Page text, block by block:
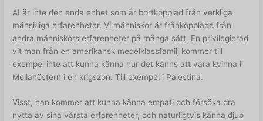
AI är inte den enda enhet som är bortkopplad från verkliga
mänskliga erfarenheter. Vi människor är frånkopplade från
andra människors erfarenheter på många sätt. En privilegierad
vit man från en amerikansk medelklassfamilj kommer till
exempel inte att kunna känna hur det känns att vara kvinna i
Mellanöstern i en krigszon. Till exempel i Palestina.
Visst, han kommer att kunna känna empati och försöka dra
nytta av sina värsta erfarenheter, och naturligtvis känna djup